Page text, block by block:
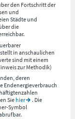
den Fortschritt der
und
Städte und
die
in anschaulichen
sind mit einem
zur Methodik)
deren
Endenergieverbrauch
Sie hier
. Die
Symbol